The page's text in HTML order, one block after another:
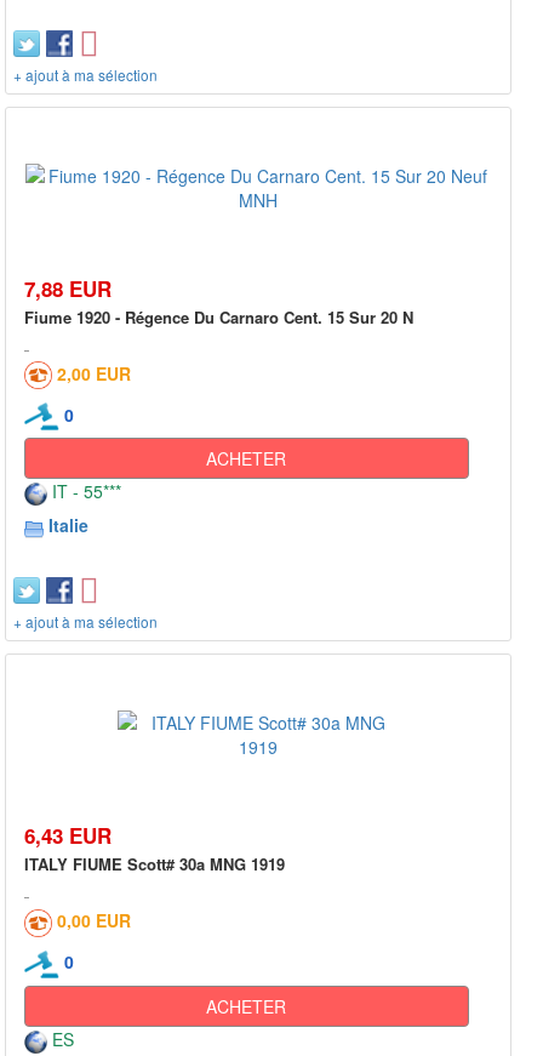
+ ajout à ma sélection
7,88 EUR
Fiume 1920 - Régence Du Carnaro Cent. 15 Sur 20 N
2,00 EUR
0
ACHETER
IT - 55***
Italie
+ ajout à ma sélection
6,43 EUR
ITALY FIUME Scott# 30a MNG 1919
0,00 EUR
0
ACHETER
ES